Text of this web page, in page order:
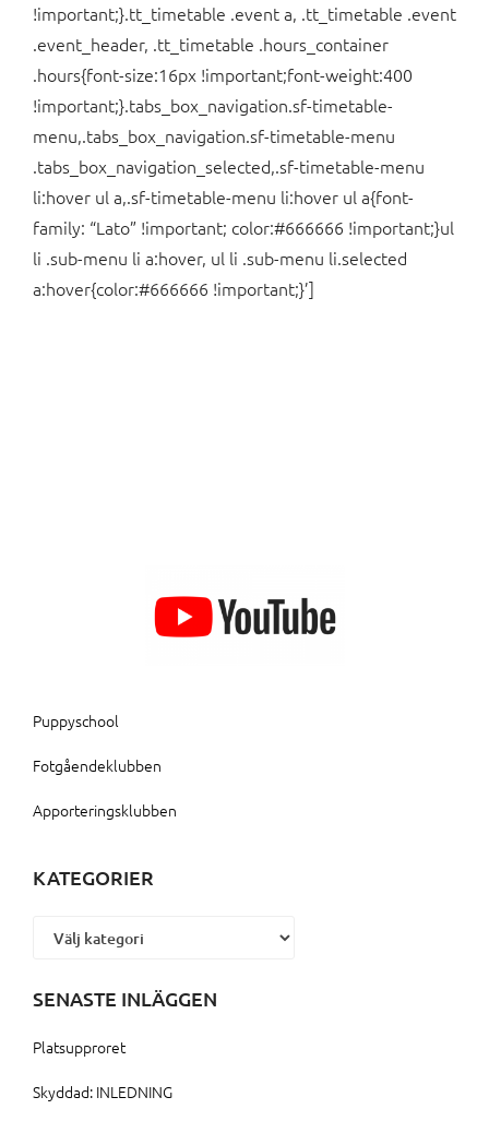
!important;}.tt_timetable .event a, .tt_timetable .event
.event_header, .tt_timetable .hours_container
.hours{font-size:16px !important;font-weight:400
!important;}.tabs_box_navigation.sf-timetable-
menu,.tabs_box_navigation.sf-timetable-menu
.tabs_box_navigation_selected,.sf-timetable-menu
li:hover ul a,.sf-timetable-menu li:hover ul a{font-
family: “Lato” !important; color:#666666 !important;}ul
li .sub-menu li a:hover, ul li .sub-menu li.selected
a:hover{color:#666666 !important;}’]
Puppyschool
Fotgåendeklubben
Apporteringsklubben
KATEGORIER
Kategorier
SENASTE INLÄGGEN
Platsupproret
Skyddad: INLEDNING